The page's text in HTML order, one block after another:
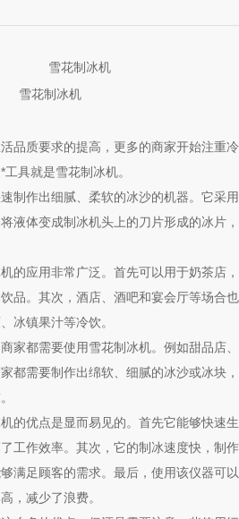
雪花制冰机
质要求的提高，更多的商家开始注重冷
具就是雪花制冰机。
制作出细腻、柔软的冰沙的机器。它采用
液体变成制冰机头上的刀片形成的冰片，
应用非常广泛。首先可以用于奶茶店，
品。其次，酒店、酒吧和宴会厅等场合也
冰镇果汁等冷饮。
都需要使用雪花制冰机。例如甜品店、
都需要制作出绵软、细腻的冰沙或冰块，
优点是显而易见的。首先它能够快速生
工作效率。其次，它的制冰速度快，制作
满足顾客的需求。最后，使用该仪器可以
，减少了浪费。